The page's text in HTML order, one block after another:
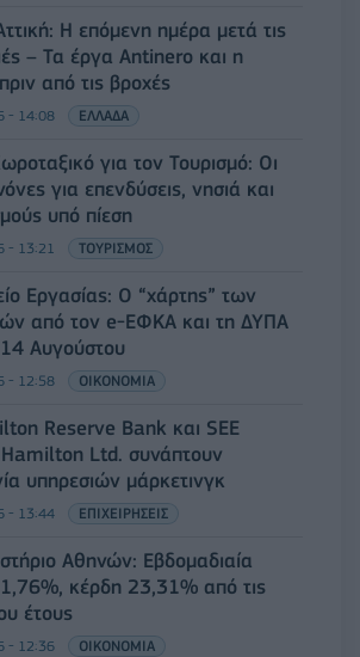
Η επόμενη ημέρα μετά τις
– Τα έργα Antinero και η
από τις βροχές
- 14:08 ΕΛΛΑΔΑ
για τον Τουρισμό: Οι
για επενδύσεις, νησιά και
υπό πίεση
- 13:21 ΤΟΥΡΙΣΜΟΣ
Εργασίας: Ο “χάρτης” των
από τον e-ΕΦΚΑ και τη ΔΥΠΑ
Αυγούστου
- 12:58 ΟΙΚΟΝΟΜΙΑ
Reserve Bank και SEE
Ltd. συνάπτουν
υπηρεσιών μάρκετινγκ
- 13:44 ΕΠΙΧΕΙΡΗΣΕΙΣ
Αθηνών: Εβδομαδιαία
κέρδη 23,31% από τις
έτους
- 12:36 ΟΙΚΟΝΟΜΙΑ